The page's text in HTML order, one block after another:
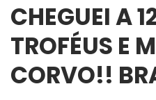
CHEGUEI A
TROFÉUS E
CORVO!!